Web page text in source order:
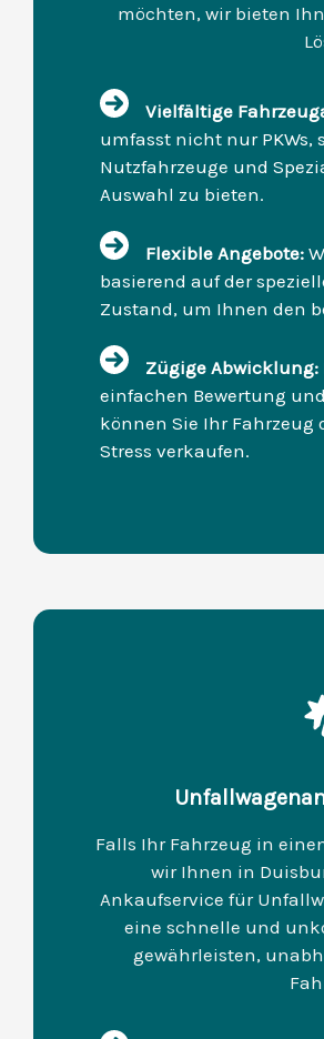
möchten, wir bieten
Vielfältige
umfasst nicht nur PKWs,
Nutzfahrzeuge und
Auswahl zu bieten.
Flexible Angebote:
basierend auf der
Zustand, um Ihnen den
Zügige Abwicklung:
einfachen Bewertung
können Sie Ihr
Stress verkaufen.
Falls Ihr Fahrzeug in
wir Ihnen in
Ankaufservice für
eine schnelle und
gewährleisten,